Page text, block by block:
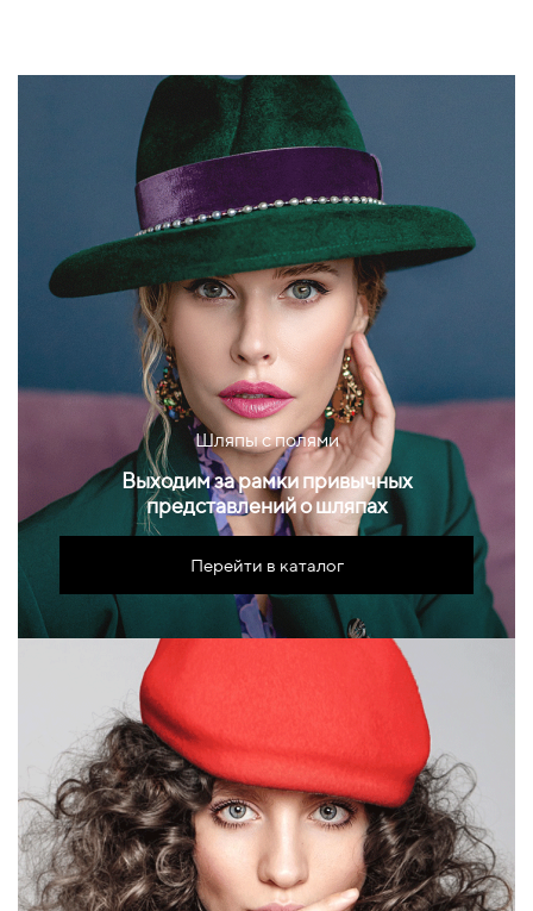
Шляпы с полями
Выходим за рамки привычных
представлений о шляпах
Перейти в каталог